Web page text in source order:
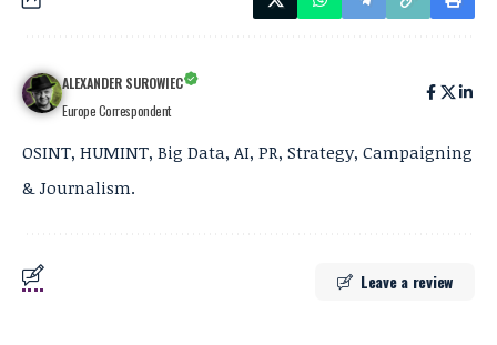
ALEXANDER SUROWIEC
Europe Correspondent
OSINT, HUMINT, Big Data, AI, PR, Strategy, Campaigning
& Journalism.
Leave a review